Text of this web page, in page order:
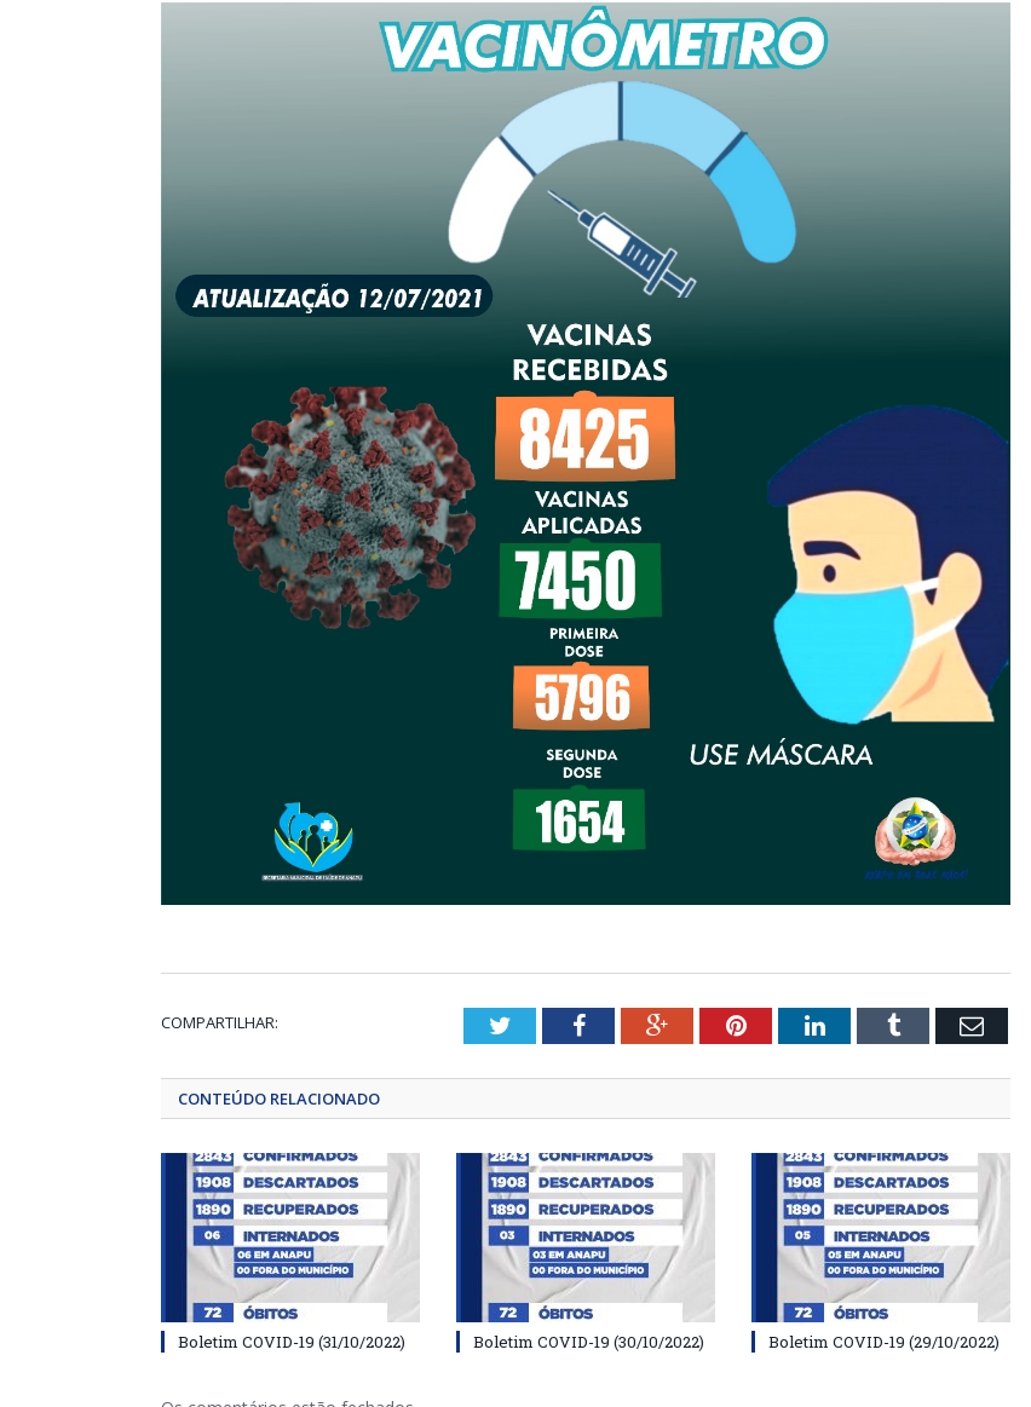
COMPARTILHAR: TwitterFacebookGoogle+PinterestLinkedInTumblr Email
CONTEÚDO RELACIONADO
Boletim COVID-19 (31/10/2022) Boletim COVID-19 (30/10/2022) Boletim COVID-19 (29/10/2022)